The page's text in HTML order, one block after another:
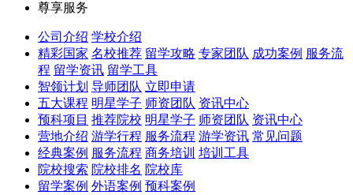
尊享服务
公司介绍 学校介绍
精彩国家 名校推荐 留学攻略 专家团队 成功案例 服务流
程 留学资讯 留学工具
智领计划 导师团队 立即申请
五大课程 明星学子 师资团队 资讯中心
预科项目 推荐院校 明星学子 师资团队 资讯中心
营地介绍 游学行程 服务流程 游学资讯 常见问题
经典案例 服务流程 商务培训 培训工具
院校搜索 院校排名 院校库
留学案例 外语案例 预科案例